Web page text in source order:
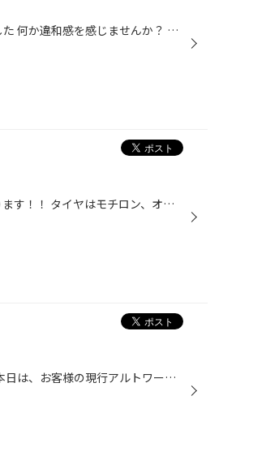
珍しいホイールを装着されたお車ご来店いただきました 何か違和感を感じませんか？ そうです！本来一般的には４個もしくは５個の穴が空いているのですが こちらのホイールには無いですよね。 センターロックと言われるホイールです。今までお目にかかる機会が全然無かった ホイールなのでテンション...
明後日、９月２２日（金）より、決算セールが始まります！！ タイヤはモチロン、オイルやバッテリー、ワイパー等のメンテナンス用品もお買い得です！！ 明日２１日（木）もセール価格で対応させていただきます＾＾ この機会にぜひご来店ください♪
皆さまこんにちは！！タイヤ館守山の棚田です＾＾ 本日は、お客様の現行アルトワークス(HA36S)のマフラー交換をさせていただきました♪ 知る人ぞ知る、KCテクニカの車検対応マフラーです＾＾ 交換前 交換中 純正のマフラーを１本まるごと取り外し、触媒以降をカットして取り付けます！！ 交換後 ステ...